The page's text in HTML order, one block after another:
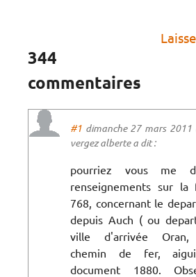
344
commentaires
#1 dimanche 27 mars 2011
vergez alberte a dit :
pourriez vous me
renseignements sur
768, concernant le
depuis Auch ( ou
ville d'arrivée Oran,
chemin de fer,
document 1880.